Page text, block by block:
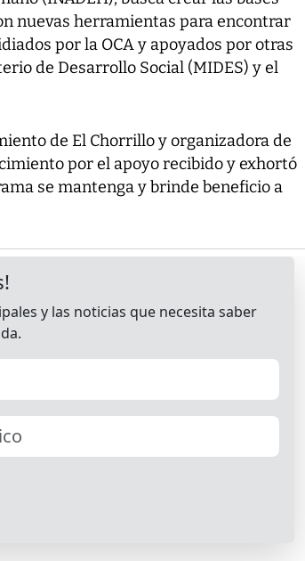
nuevas herramientas para encontrar
por la OCA y apoyados por otras
de Desarrollo Social (MIDES) y el
de El Chorrillo y organizadora de
por el apoyo recibido y exhortó
se mantenga y brinde beneficio a